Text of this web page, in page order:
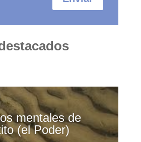
mentales de
(el Poder)